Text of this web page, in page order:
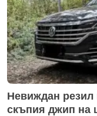
Невиждан
скъпия джип на